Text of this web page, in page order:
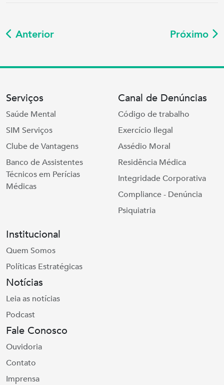
Anterior Próximo
Serviços
Saúde Mental
SIM Serviços
Clube de Vantagens
Banco de Assistentes
Técnicos em Perícias
Médicas
Canal de Denúncias
Código de trabalho
Exercício Ilegal
Assédio Moral
Residência Médica
Integridade Corporativa
Compliance - Denúncia
Psiquiatria
Institucional
Quem Somos
Políticas Estratégicas
Notícias
Leia as notícias
Podcast
Fale Conosco
Ouvidoria
Contato
Imprensa